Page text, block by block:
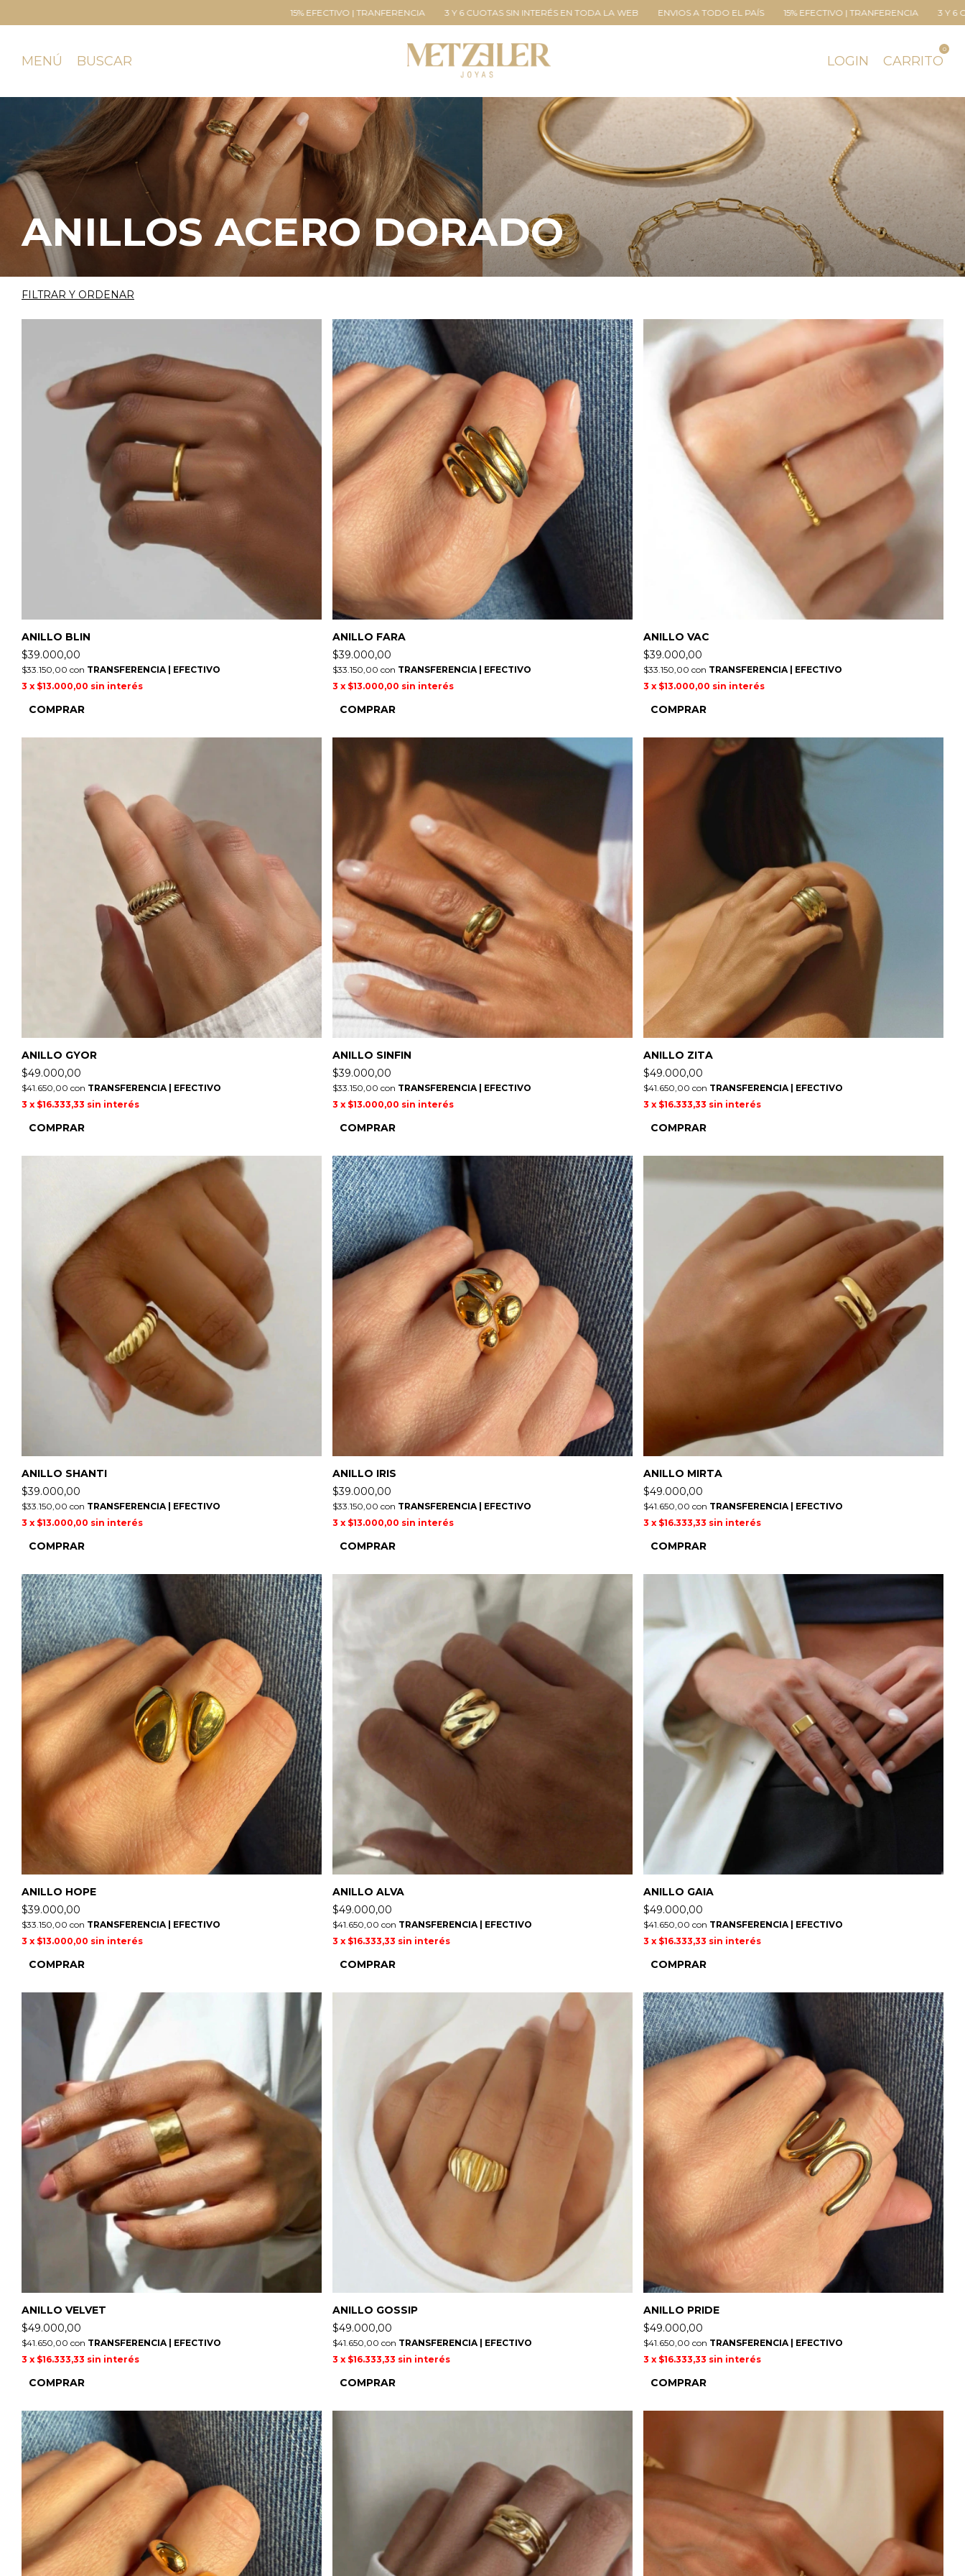
3 Y 6 CUOTAS SIN INTERÉS EN TODA LA WEB ENVIOS A TODO EL PAÍS 15% EFECTIVO | TRANFERENCIA 3 Y 6 CUOTAS SIN INTERÉS EN TODA LA
MENÚ BUSCAR LOGIN CARRITO
0
ANILLOS ACERO DORADO
FILTRAR Y ORDENAR
ANILLO BLIN
$39.000,00
$33.150,00 con TRANSFERENCIA | EFECTIVO
3 x $13.000,00 sin interés
COMPRAR
ANILLO FARA
$39.000,00
$33.150,00 con TRANSFERENCIA | EFECTIVO
3 x $13.000,00 sin interés
COMPRAR
ANILLO VAC
$39.000,00
$33.150,00 con TRANSFERENCIA | EFECTIVO
3 x $13.000,00 sin interés
COMPRAR
ANILLO GYOR
$49.000,00
$41.650,00 con TRANSFERENCIA | EFECTIVO
3 x $16.333,33 sin interés
COMPRAR
ANILLO SINFIN
$39.000,00
$33.150,00 con TRANSFERENCIA | EFECTIVO
3 x $13.000,00 sin interés
COMPRAR
ANILLO ZITA
$49.000,00
$41.650,00 con TRANSFERENCIA | EFECTIVO
3 x $16.333,33 sin interés
COMPRAR
ANILLO SHANTI
$39.000,00
$33.150,00 con TRANSFERENCIA | EFECTIVO
3 x $13.000,00 sin interés
COMPRAR
ANILLO IRIS
$39.000,00
$33.150,00 con TRANSFERENCIA | EFECTIVO
3 x $13.000,00 sin interés
COMPRAR
ANILLO MIRTA
$49.000,00
$41.650,00 con TRANSFERENCIA | EFECTIVO
3 x $16.333,33 sin interés
COMPRAR
ANILLO HOPE
$39.000,00
$33.150,00 con TRANSFERENCIA | EFECTIVO
3 x $13.000,00 sin interés
COMPRAR
ANILLO ALVA
$49.000,00
$41.650,00 con TRANSFERENCIA | EFECTIVO
3 x $16.333,33 sin interés
COMPRAR
ANILLO GAIA
$49.000,00
$41.650,00 con TRANSFERENCIA | EFECTIVO
3 x $16.333,33 sin interés
COMPRAR
ANILLO VELVET
$49.000,00
$41.650,00 con TRANSFERENCIA | EFECTIVO
3 x $16.333,33 sin interés
COMPRAR
ANILLO GOSSIP
$49.000,00
$41.650,00 con TRANSFERENCIA | EFECTIVO
3 x $16.333,33 sin interés
COMPRAR
ANILLO PRIDE
$49.000,00
$41.650,00 con TRANSFERENCIA | EFECTIVO
3 x $16.333,33 sin interés
COMPRAR